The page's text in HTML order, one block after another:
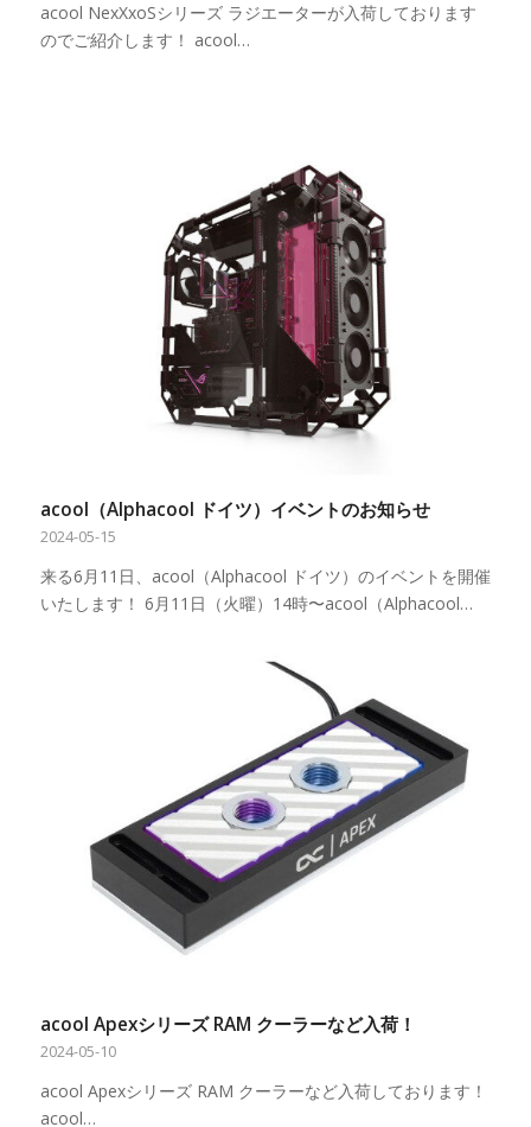
acool NexXxoSシリーズ ラジエーターが入荷しております
のでご紹介します！ acool…
acool（Alphacool ドイツ）イベントのお知らせ
2024-05-15
来る6月11日、acool（Alphacool ドイツ）のイベントを開催
いたします！ 6月11日（火曜）14時〜acool（Alphacool…
acool Apexシリーズ RAM クーラーなど入荷！
2024-05-10
acool Apexシリーズ RAM クーラーなど入荷しております！
acool…